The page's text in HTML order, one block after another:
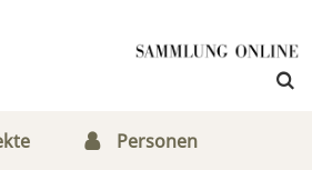
Personen